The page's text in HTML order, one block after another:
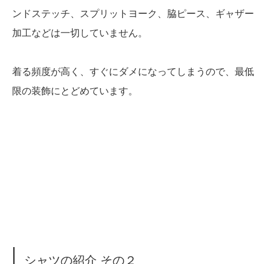
ンドステッチ、スプリットヨーク、脇ピース、ギャザー
加工などは一切していません。
着る頻度が高く、すぐにダメになってしまうので、最低
限の装飾にとどめています。
シャツの紹介 その２